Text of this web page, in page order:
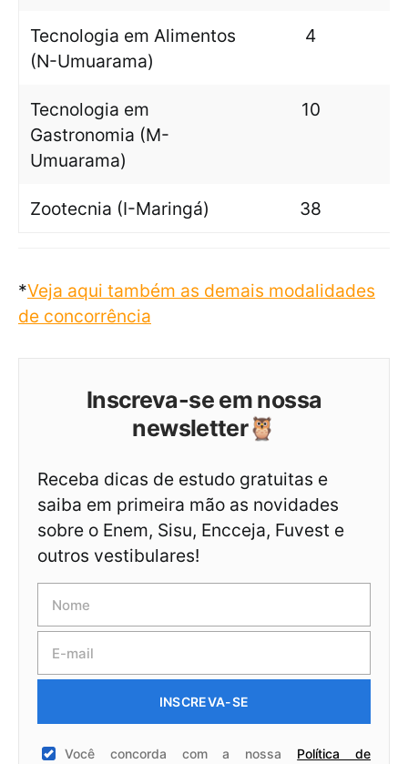
Tecnologia em Alimentos
(N-Umuarama)
4
Tecnologia em
Gastronomia (M-
Umuarama)
10
Zootecnia (I-Maringá) 38
*Veja aqui também as demais modalidades
de concorrência
Inscreva-se em nossa
newsletter🦉
Receba dicas de estudo gratuitas e
saiba em primeira mão as novidades
sobre o Enem, Sisu, Encceja, Fuvest e
outros vestibulares!
INSCREVA-SE
Você concorda com a nossa Política de